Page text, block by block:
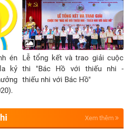
én
kỷ
Lễ tổng kết và trao giải cuộc
thi "Bác Hồ với thiếu nhi -
thiếu nhi với Bác Hồ"
Xem thêm